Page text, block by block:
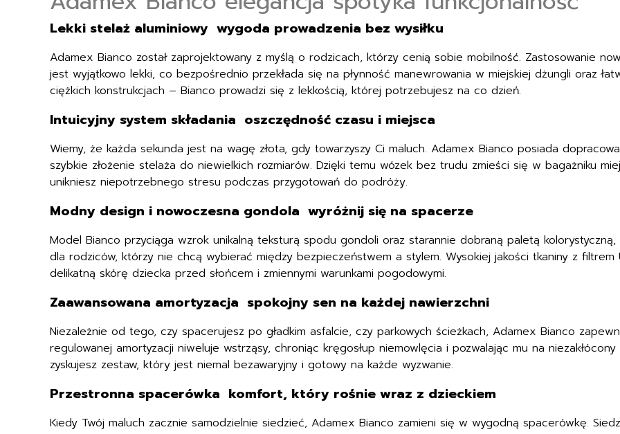
Lekki stelaż aluminiowy wygoda prowadzenia bez wysiłku
Adamex Bianco został zaprojektowany z myślą o rodzicach, którzy cenią sobie mobilność. Zastosowanie
jest wyjątkowo lekki, co bezpośrednio przekłada się na płynność manewrowania w miejskiej dżungli oraz
ciężkich konstrukcjach – Bianco prowadzi się z lekkością, której potrzebujesz na co dzień.
Intuicyjny system składania oszczędność czasu i miejsca
Wiemy, że każda sekunda jest na wagę złota, gdy towarzyszy Ci maluch. Adamex Bianco posiada
szybkie złożenie stelaża do niewielkich rozmiarów. Dzięki temu wózek bez trudu zmieści się w bagażniku
unikniesz niepotrzebnego stresu podczas przygotowań do podróży.
Modny design i nowoczesna gondola wyróżnij się na spacerze
Model Bianco przyciąga wzrok unikalną teksturą spodu gondoli oraz starannie dobraną paletą
dla rodziców, którzy nie chcą wybierać między bezpieczeństwem a stylem. Wysokiej jakości tkaniny z
delikatną skórę dziecka przed słońcem i zmiennymi warunkami pogodowymi.
Zaawansowana amortyzacja spokojny sen na każdej nawierzchni
Niezależnie od tego, czy spacerujesz po gładkim asfalcie, czy parkowych ścieżkach, Adamex Bianco
regulowanej amortyzacji niweluje wstrząsy, chroniąc kręgosłup niemowlęcia i pozwalając mu na niezakłócony
zyskujesz zestaw, który jest niemal bezawaryjny i gotowy na każde wyzwanie.
Przestronna spacerówka komfort, który rośnie wraz z dzieckiem
Kiedy Twój maluch zacznie samodzielnie siedzieć, Adamex Bianco zamieni się w wygodną spacerówkę.